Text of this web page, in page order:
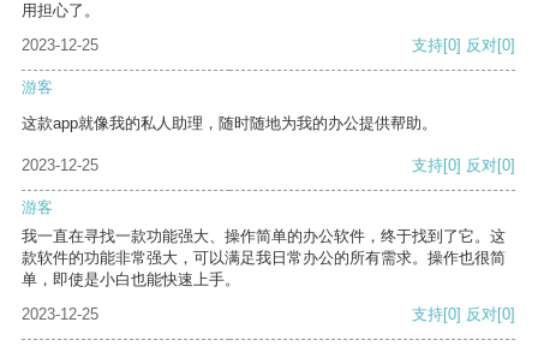
用担心了。
2023-12-25
支持[0] 反对[0]
游客
这款app就像我的私人助理，随时随地为我的办公提供帮助。
2023-12-25 支持[0] 反对[0]
游客
我一直在寻找一款功能强大、操作简单的办公软件，终于找到了它。这
款软件的功能非常强大，可以满足我日常办公的所有需求。操作也很简
单，即使是小白也能快速上手。
2023-12-25
支持[0] 反对[0]